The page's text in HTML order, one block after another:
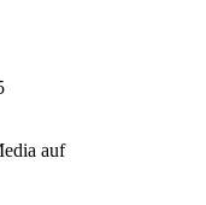
auf